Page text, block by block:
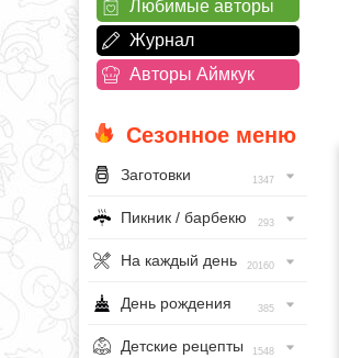
Любимые авторы
Журнал
Авторы Аймкук
Сезонное меню
Заготовки 1347
Пикник / барбекю 293
На каждый день 20160
День рождения 385
Детские рецепты 1548